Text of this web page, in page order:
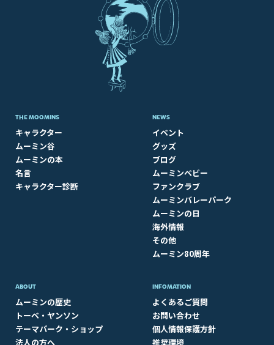
THE MOOMINS
キャラクター
ムーミン谷
ムーミンの本
名言
キャラクター診断
NEWS
イベント
グッズ
ブログ
ムーミンベビー
ファンクラブ
ムーミンバレーパーク
ムーミンの日
海外情報
その他
ムーミン80周年
ABOUT​
ムーミンの歴史
トーベ・ヤンソン
テーマパーク・ショップ
法人の方へ
INFOMATION
よくあるご質問
お問い合わせ
個人情報保護方針
推奨環境